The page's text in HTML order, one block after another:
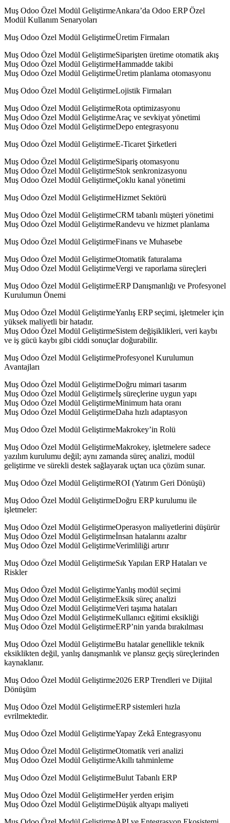
Muş Odoo Özel Modül GeliştirmeAnkara’da Odoo ERP Özel
Modül Kullanım Senaryoları
Muş Odoo Özel Modül GeliştirmeÜretim Firmaları
Muş Odoo Özel Modül GeliştirmeSiparişten üretime otomatik akış
Muş Odoo Özel Modül GeliştirmeHammadde takibi
Muş Odoo Özel Modül GeliştirmeÜretim planlama otomasyonu
Muş Odoo Özel Modül GeliştirmeLojistik Firmaları
Muş Odoo Özel Modül GeliştirmeRota optimizasyonu
Muş Odoo Özel Modül GeliştirmeAraç ve sevkiyat yönetimi
Muş Odoo Özel Modül GeliştirmeDepo entegrasyonu
Muş Odoo Özel Modül GeliştirmeE-Ticaret Şirketleri
Muş Odoo Özel Modül GeliştirmeSipariş otomasyonu
Muş Odoo Özel Modül GeliştirmeStok senkronizasyonu
Muş Odoo Özel Modül GeliştirmeÇoklu kanal yönetimi
Muş Odoo Özel Modül GeliştirmeHizmet Sektörü
Muş Odoo Özel Modül GeliştirmeCRM tabanlı müşteri yönetimi
Muş Odoo Özel Modül GeliştirmeRandevu ve hizmet planlama
Muş Odoo Özel Modül GeliştirmeFinans ve Muhasebe
Muş Odoo Özel Modül GeliştirmeOtomatik faturalama
Muş Odoo Özel Modül GeliştirmeVergi ve raporlama süreçleri
Muş Odoo Özel Modül GeliştirmeERP Danışmanlığı ve Profesyonel
Kurulumun Önemi
Muş Odoo Özel Modül GeliştirmeYanlış ERP seçimi, işletmeler için
yüksek maliyetli bir hatadır.
Muş Odoo Özel Modül GeliştirmeSistem değişiklikleri, veri kaybı
ve iş gücü kaybı gibi ciddi sonuçlar doğurabilir.
Muş Odoo Özel Modül GeliştirmeProfesyonel Kurulumun
Avantajları
Muş Odoo Özel Modül GeliştirmeDoğru mimari tasarım
Muş Odoo Özel Modül Geliştirmeİş süreçlerine uygun yapı
Muş Odoo Özel Modül GeliştirmeMinimum hata oranı
Muş Odoo Özel Modül GeliştirmeDaha hızlı adaptasyon
Muş Odoo Özel Modül GeliştirmeMakrokey’in Rolü
Muş Odoo Özel Modül GeliştirmeMakrokey, işletmelere sadece
yazılım kurulumu değil; aynı zamanda süreç analizi, modül
geliştirme ve sürekli destek sağlayarak uçtan uca çözüm sunar.
Muş Odoo Özel Modül GeliştirmeROI (Yatırım Geri Dönüşü)
Muş Odoo Özel Modül GeliştirmeDoğru ERP kurulumu ile
işletmeler:
Muş Odoo Özel Modül GeliştirmeOperasyon maliyetlerini düşürür
Muş Odoo Özel Modül Geliştirmeİnsan hatalarını azaltır
Muş Odoo Özel Modül GeliştirmeVerimliliği artırır
Muş Odoo Özel Modül GeliştirmeSık Yapılan ERP Hataları ve
Riskler
Muş Odoo Özel Modül GeliştirmeYanlış modül seçimi
Muş Odoo Özel Modül GeliştirmeEksik süreç analizi
Muş Odoo Özel Modül GeliştirmeVeri taşıma hataları
Muş Odoo Özel Modül GeliştirmeKullanıcı eğitimi eksikliği
Muş Odoo Özel Modül GeliştirmeERP’nin yarıda bırakılması
Muş Odoo Özel Modül GeliştirmeBu hatalar genellikle teknik
eksiklikten değil, yanlış danışmanlık ve plansız geçiş süreçlerinden
kaynaklanır.
Muş Odoo Özel Modül Geliştirme2026 ERP Trendleri ve Dijital
Dönüşüm
Muş Odoo Özel Modül GeliştirmeERP sistemleri hızla
evrilmektedir.
Muş Odoo Özel Modül GeliştirmeYapay Zekâ Entegrasyonu
Muş Odoo Özel Modül GeliştirmeOtomatik veri analizi
Muş Odoo Özel Modül GeliştirmeAkıllı tahminleme
Muş Odoo Özel Modül GeliştirmeBulut Tabanlı ERP
Muş Odoo Özel Modül GeliştirmeHer yerden erişim
Muş Odoo Özel Modül GeliştirmeDüşük altyapı maliyeti